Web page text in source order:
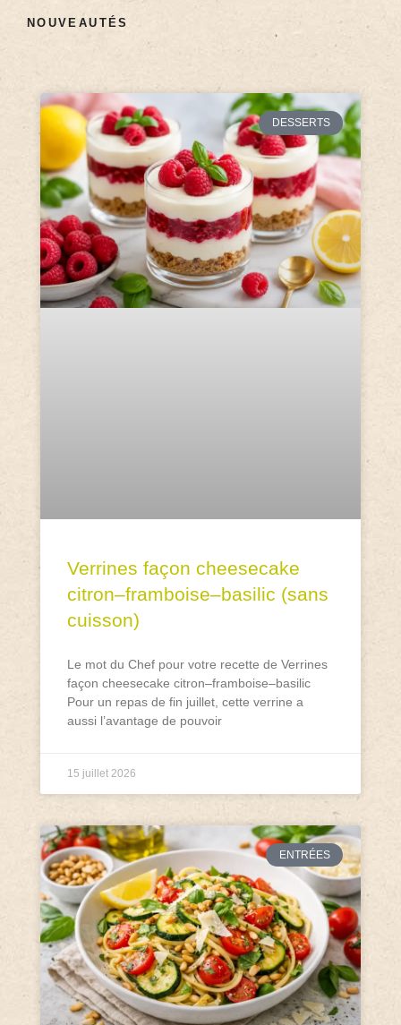
NOUVEAUTÉS
DESSERTS
Verrines façon cheesecake
citron–framboise–basilic (sans
cuisson)
Le mot du Chef pour votre recette de Verrines
façon cheesecake citron–framboise–basilic
Pour un repas de fin juillet, cette verrine a
aussi l’avantage de pouvoir
15 juillet 2026
ENTRÉES